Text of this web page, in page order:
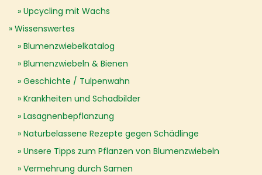
Upcycling mit Wachs
Wissenswertes
Blumenzwiebelkatalog
Blumenzwiebeln & Bienen
Geschichte / Tulpenwahn
Krankheiten und Schadbilder
Lasagnenbepflanzung
Naturbelassene Rezepte gegen Schädlinge
Unsere Tipps zum Pflanzen von Blumenzwiebeln
Vermehrung durch Samen